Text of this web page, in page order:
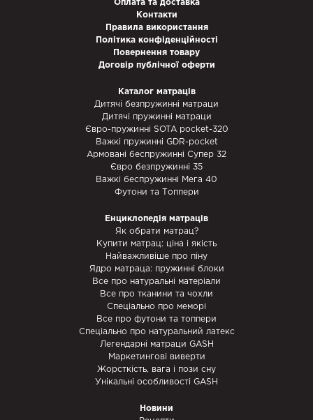
Оплата та доставка
Контакти
Правила використання
Політика конфіденційності
Повернення товару
Договір публічної оферти
Каталог матраців
Дитячі безпружинні матраци
Дитячі пружинні матраци
Євро-пружинні SOTA pocket-320
Важкі пружинні GDR-pocket
Армовані беспружинні Супер 32
Євро безпружинні 35
Важкі беспружинні Мега 40
Футони та Топпери
Енциклопедія матраців
Як обрати матрац?
Купити матрац: ціна і якість
Найважливіше про піну
Ядро матраца: пружинні блоки
Все про натуральні матеріали
Все про тканини та чохли
Спеціально про меморі
Все про футони та топпери
Спеціально про натуральний латекс
Легендарні матраци GASH
Маркетингові виверти
Жорсткість, вага і пози сну
Унікальні особливості GASH
Новини